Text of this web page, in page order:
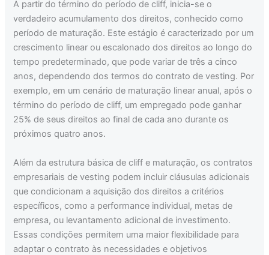
A partir do término do período de cliff, inicia-se o
verdadeiro acumulamento dos direitos, conhecido como
período de maturação. Este estágio é caracterizado por um
crescimento linear ou escalonado dos direitos ao longo do
tempo predeterminado, que pode variar de três a cinco
anos, dependendo dos termos do contrato de vesting. Por
exemplo, em um cenário de maturação linear anual, após o
término do período de cliff, um empregado pode ganhar
25% de seus direitos ao final de cada ano durante os
próximos quatro anos.
Além da estrutura básica de cliff e maturação, os contratos
empresariais de vesting podem incluir cláusulas adicionais
que condicionam a aquisição dos direitos a critérios
específicos, como a performance individual, metas de
empresa, ou levantamento adicional de investimento.
Essas condições permitem uma maior flexibilidade para
adaptar o contrato às necessidades e objetivos